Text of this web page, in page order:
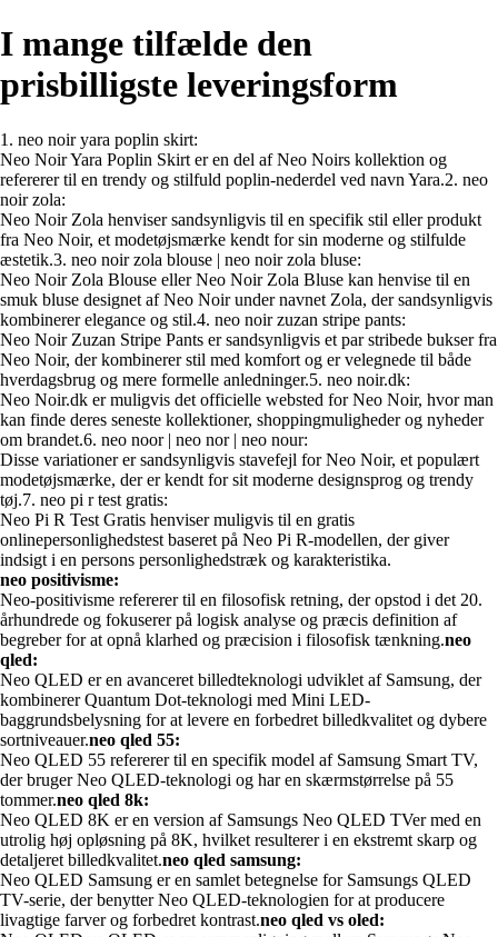
I mange tilfælde den
prisbilligste leveringsform
1. neo noir yara poplin skirt:
Neo Noir Yara Poplin Skirt er en del af Neo Noirs kollektion og
refererer til en trendy og stilfuld poplin-nederdel ved navn Yara.2. neo
noir zola:
Neo Noir Zola henviser sandsynligvis til en specifik stil eller produkt
fra Neo Noir, et modetøjsmærke kendt for sin moderne og stilfulde
æstetik.3. neo noir zola blouse | neo noir zola bluse:
Neo Noir Zola Blouse eller Neo Noir Zola Bluse kan henvise til en
smuk bluse designet af Neo Noir under navnet Zola, der sandsynligvis
kombinerer elegance og stil.4. neo noir zuzan stripe pants:
Neo Noir Zuzan Stripe Pants er sandsynligvis et par stribede bukser fra
Neo Noir, der kombinerer stil med komfort og er velegnede til både
hverdagsbrug og mere formelle anledninger.5. neo noir.dk:
Neo Noir.dk er muligvis det officielle websted for Neo Noir, hvor man
kan finde deres seneste kollektioner, shoppingmuligheder og nyheder
om brandet.6. neo noor | neo nor | neo nour:
Disse variationer er sandsynligvis stavefejl for Neo Noir, et populært
modetøjsmærke, der er kendt for sit moderne designsprog og trendy
tøj.7. neo pi r test gratis:
Neo Pi R Test Gratis henviser muligvis til en gratis
onlinepersonlighedstest baseret på Neo Pi R-modellen, der giver
indsigt i en persons personlighedstræk og karakteristika.
neo positivisme:
Neo-positivisme refererer til en filosofisk retning, der opstod i det 20.
århundrede og fokuserer på logisk analyse og præcis definition af
begreber for at opnå klarhed og præcision i filosofisk tænkning.neo
qled:
Neo QLED er en avanceret billedteknologi udviklet af Samsung, der
kombinerer Quantum Dot-teknologi med Mini LED-
baggrundsbelysning for at levere en forbedret billedkvalitet og dybere
sortniveauer.neo qled 55:
Neo QLED 55 refererer til en specifik model af Samsung Smart TV,
der bruger Neo QLED-teknologi og har en skærmstørrelse på 55
tommer.neo qled 8k:
Neo QLED 8K er en version af Samsungs Neo QLED TVer med en
utrolig høj opløsning på 8K, hvilket resulterer i en ekstremt skarp og
detaljeret billedkvalitet.neo qled samsung:
Neo QLED Samsung er en samlet betegnelse for Samsungs QLED
TV-serie, der benytter Neo QLED-teknologien for at producere
livagtige farver og forbedret kontrast.neo qled vs oled: